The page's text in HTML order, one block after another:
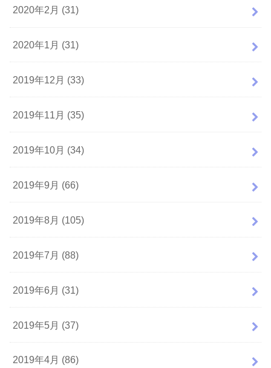
2020年2月 (31)
2020年1月 (31)
2019年12月 (33)
2019年11月 (35)
2019年10月 (34)
2019年9月 (66)
2019年8月 (105)
2019年7月 (88)
2019年6月 (31)
2019年5月 (37)
2019年4月 (86)